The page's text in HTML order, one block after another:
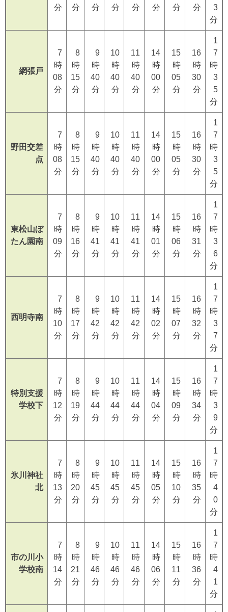
分
分
分
分
分
分
分
分
3
分
網張戸
7
時
08
分
8
時
15
分
9
時
40
分
10
時
40
分
11
時
40
分
14
時
00
分
15
時
05
分
16
時
30
分
1
7
時
3
5
分
野田交差
点
7
時
08
分
8
時
15
分
9
時
40
分
10
時
40
分
11
時
40
分
14
時
00
分
15
時
05
分
16
時
30
分
1
7
時
3
5
分
東松山ぼ
たん園南
7
時
09
分
8
時
16
分
9
時
41
分
10
時
41
分
11
時
41
分
14
時
01
分
15
時
06
分
16
時
31
分
1
7
時
3
6
分
西明寺南
7
時
10
分
8
時
17
分
9
時
42
分
10
時
42
分
11
時
42
分
14
時
02
分
15
時
07
分
16
時
32
分
1
7
時
3
7
分
特別支援
学校下
7
時
12
分
8
時
19
分
9
時
44
分
10
時
44
分
11
時
44
分
14
時
04
分
15
時
09
分
16
時
34
分
1
7
時
3
9
分
氷川神社
北
7
時
13
分
8
時
20
分
9
時
45
分
10
時
45
分
11
時
45
分
14
時
05
分
15
時
10
分
16
時
35
分
1
7
時
4
0
分
市の川小
学校南
7
時
14
分
8
時
21
分
9
時
46
分
10
時
46
分
11
時
46
分
14
時
06
分
15
時
11
分
16
時
36
分
1
7
時
4
1
分